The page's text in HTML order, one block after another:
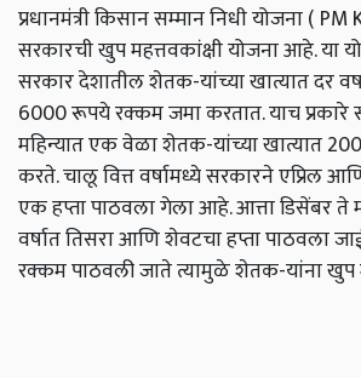
प्रधानमंत्री किसान सम्मान निधी योजना (
सरकारची खुप महत्तवकांक्षी योजना आहे. या
सरकार देशातील शेतक-यांच्या खात्यात दर
6000 रूपये रक्कम जमा करतात. याच प्रकारे
महिन्यात एक वेळा शेतक-यांच्या खात्यात
करते. चालू वित्त वर्षामध्ये सरकारने एप्रिल
एक हप्ता पाठवला गेला आहे. आत्ता डिसेंबर ते
वर्षात तिसरा आणि शेवटचा हप्ता पाठवला
रक्कम पाठवली जाते त्यामुळे शेतक-यांना